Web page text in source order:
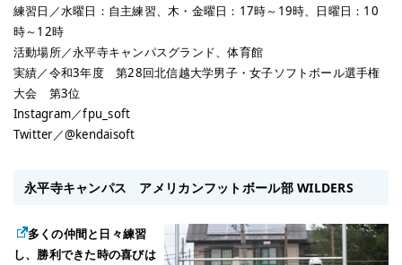
練習日／水曜日：自主練習、木・金曜日：17時～19時、日曜日：10
時～12時
活動場所／永平寺キャンパスグランド、体育館
実績／令和3年度 第28回北信越大学男子・女子ソフトボール選手権
大会 第3位
Instagram／fpu_soft
Twitter／@kendaisoft
永平寺キャンパス アメリカンフットボール部 WILDERS
多くの仲間と日々練習
し、勝利できた時の喜びは